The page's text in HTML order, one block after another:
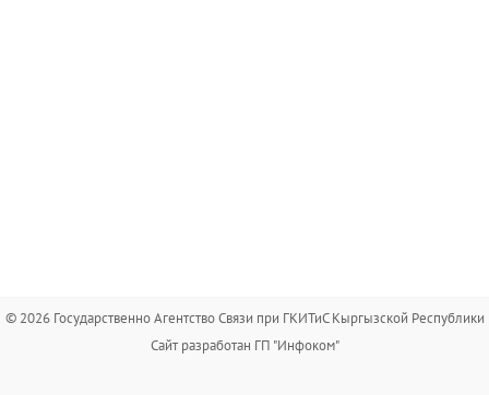
© 2026 Государственно Агентство Связи при ГКИТиС Кыргызской Республики
Сайт разработан ГП "Инфоком"